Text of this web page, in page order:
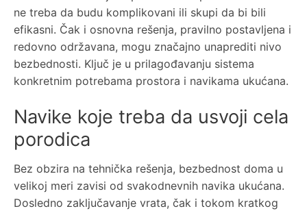
ne treba da budu komplikovani ili skupi da bi bili
efikasni. Čak i osnovna rešenja, pravilno postavljena i
redovno održavana, mogu značajno unaprediti nivo
bezbednosti. Ključ je u prilagođavanju sistema
konkretnim potrebama prostora i navikama ukućana.
Navike koje treba da usvoji cela
porodica
Bez obzira na tehnička rešenja, bezbednost doma u
velikoj meri zavisi od svakodnevnih navika ukućana.
Dosledno zaključavanje vrata, čak i tokom kratkog